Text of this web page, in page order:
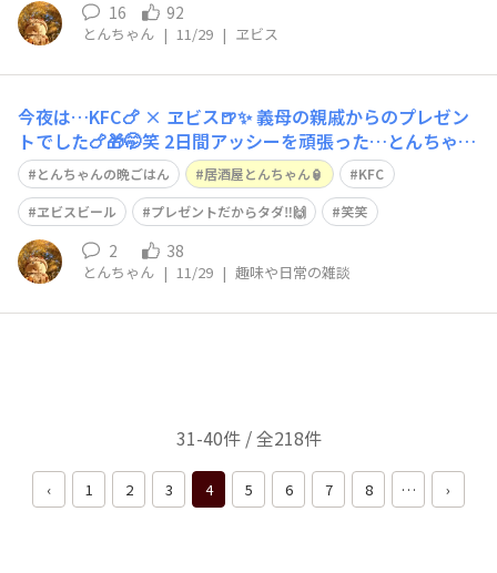
16 92
とんちゃん | 11/29 | ヱビス
今夜は…KFC🍗 × ヱビス🍺✨ 義母の親戚からのプレゼン
トでした🍗🎁🤭笑 2日間アッシーを頑張った…とんちゃん
へのご褒美🙌🚙💦笑
とんちゃんの晩ごはん 居酒屋とんちゃん🏮
KFC
ヱビスビール
プレゼントだからタダ‼️🙌 笑笑
2 38
とんちゃん | 11/29 | 趣味や日常の雑談
31-40件 / 全218件
‹ 1 2 3 4 5 6 7 8 … ›